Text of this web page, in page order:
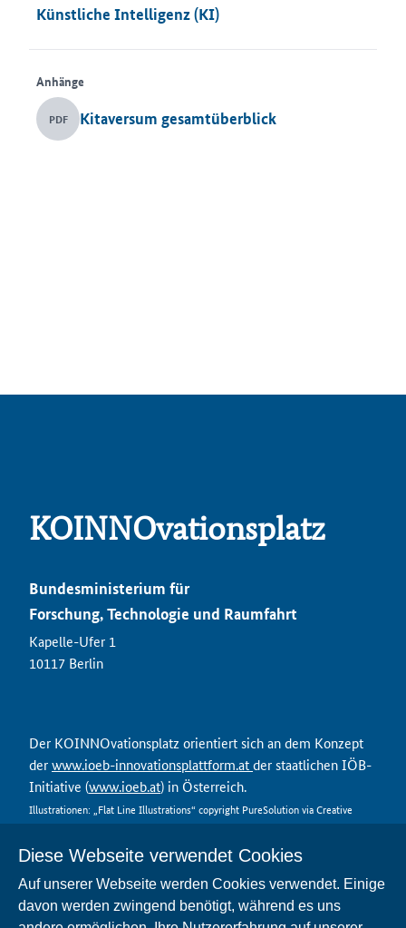
Diese Webseite verwendet Cookies
Auf unserer Webseite werden Cookies verwendet. Einige
davon werden zwingend benötigt, während es uns
Künstliche Intelligenz (KI)
Anhänge
PDF Kitaversum gesamtüberblick
KOINNOvationsplatz
Bundesministerium für
Forschung, Technologie und Raumfahrt
Kapelle-Ufer 1
10117 Berlin
Der KOINNOvationsplatz orientiert sich an dem Konzept
derwww.ioeb-innovationsplattform.atder staatlichen IÖB-
Initiative (www.ioeb.at) in Österreich.
Illustrationen: „Flat Line Illustrations“ copyright PureSolution via Creative
Kontakt